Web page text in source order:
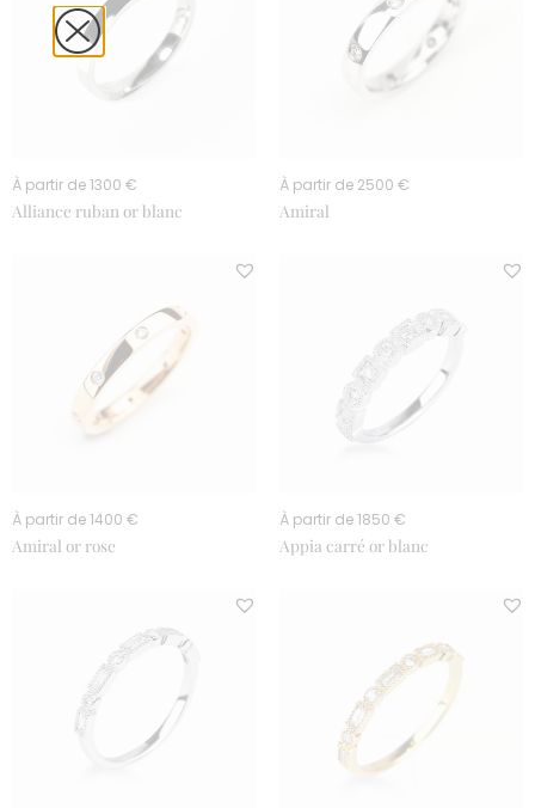
Alliance ruban or blanc
À partir de 1300 €
Amiral
À partir de 2500 €
Amiral or rose
À partir de 1400 €
Appia carré or blanc
À partir de 1850 €